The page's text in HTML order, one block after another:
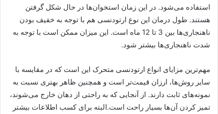
استفاده می‌شود. در این زمان استخوان‌ها در حال شکل گرفتن
هستند. طول درمان این نوع ارتودنسی هم با توجه به خفیف بودن
ناهنجاری‌ها بین 3 تا 12 ماه است. این میزان ممکن است با توجه به
شدت ناهنجاری‌ها بیشتر شود.
مهم‌ترین مزایای انواع ارتودنسی متحرک این است که در مقایسه با
سایر روش‌ها، ارزان قیمت‌تر است و همچنین ظاهر بهتری نسبت به
نمونه‌های ثابت دارند. از آنجایی که به راحتی از دهان خارج می‌شوند،
تمیز کردن آن‌ها بسیار راحت است.البته برای کسب اطلاعات بیشتر